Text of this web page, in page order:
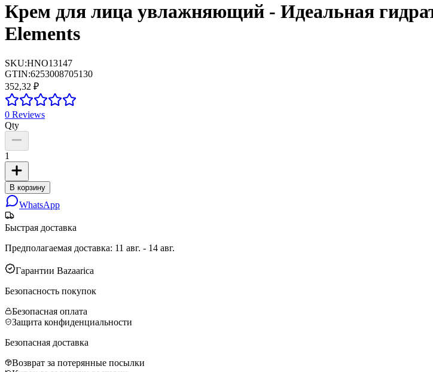
Крем для лица увлажняющий - Идеальная
Elements
SKU:HNO13147
GTIN:6253008705130
352,32 ₽
0 Reviews
Qty
1
В корзину
WhatsApp
Быстрая доставка
Предполагаемая доставка: 11 авг. - 14 авг.
Гарантии Bazaarica
Безопасность покупок
Безопасная оплата
Защита конфиденциальности
Безопасная доставка
Возврат за потерянные посылки